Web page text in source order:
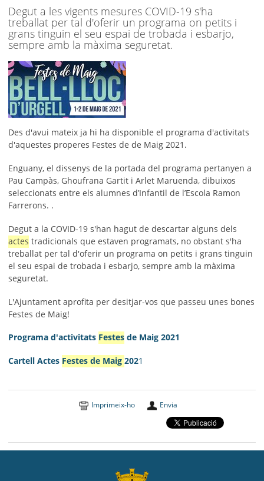
SEU ELECTRÒNICA
BELL-LLOC SOLUCIONA
Degut a les vigents mesures COVID-19 s'ha
treballat per tal d'oferir un programa on petits i
grans tinguin el seu espai de trobada i esbarjo,
sempre amb la màxima seguretat.
Des d'avui mateix ja hi ha disponible el programa d'activitats
d'aquestes properes Festes de de Maig 2021.
Enguany, el dissenys de la portada del programa pertanyen a
Pau Campàs, Ghoufrana Gartit i Arlet Maruenda, dibuixos
seleccionats entre els alumnes d’Infantil de l’Escola Ramon
Farrerons. .
Degut a la COVID-19 s'han hagut de descartar alguns dels
actes tradicionals que estaven programats, no obstant s'ha
treballat per tal d'oferir un programa on petits i grans tinguin
el seu espai de trobada i esbarjo, sempre amb la màxima
seguretat.
L'Ajuntament aprofita per desitjar-vos que passeu unes bones
Festes de Maig!
Programa d'activitats Festes de Maig 2021
Cartell Actes Festes de Maig2021
Imprimeix-ho Envia